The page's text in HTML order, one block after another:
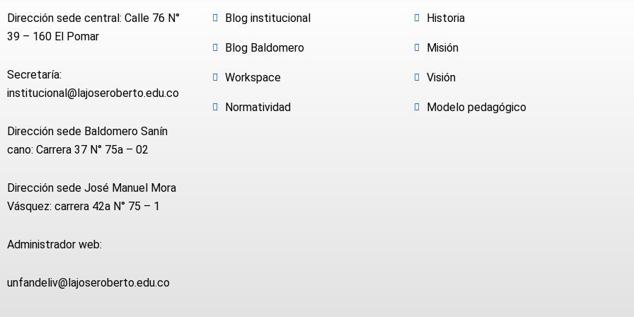
Dirección sede central: Calle 76 N°
39 – 160 El Pomar
Secretaría:
institucional@lajoseroberto.edu.co
Dirección sede Baldomero Sanín
cano: Carrera 37 N° 75a – 02
Dirección sede José Manuel Mora
Vásquez: carrera 42a N° 75 – 1
Administrador web:
unfandeliv@lajoseroberto.edu.co
Blog institucional
Blog Baldomero
Workspace
Normatividad
Historia
Misión
Visión
Modelo pedagógico